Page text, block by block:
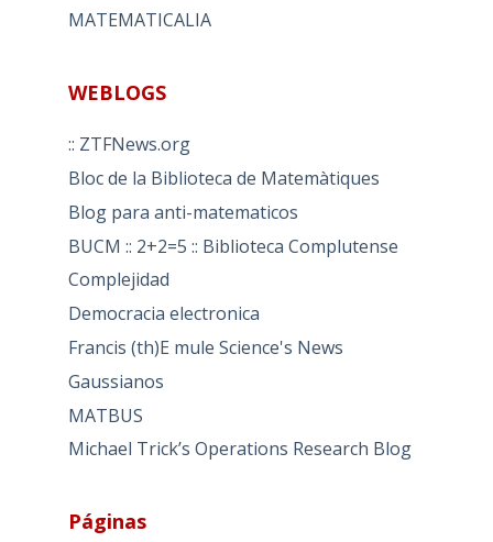
MATEMATICALIA
WEBLOGS
:: ZTFNews.org
Bloc de la Biblioteca de Matemàtiques
Blog para anti-matematicos
BUCM :: 2+2=5 :: Biblioteca Complutense
Complejidad
Democracia electronica
Francis (th)E mule Science's News
Gaussianos
MATBUS
Michael Trick’s Operations Research Blog
Páginas